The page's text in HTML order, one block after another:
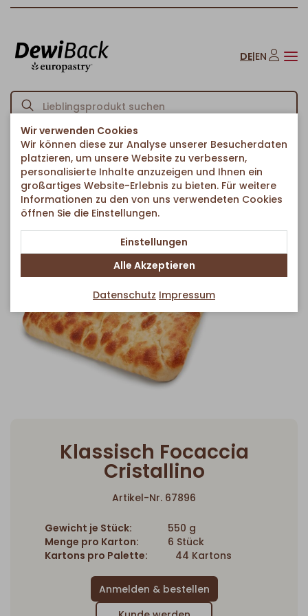
DE|EN
Startseite Brote & Brötchen /Brote & Ciabattas
Klassisch Focaccia Cristallino
Zurück zur Artikelübersicht
Klassisch Focaccia
Cristallino
Artikel-Nr. 67896
Gewicht je Stück:
550 g
Menge pro Karton:
6 Stück
Kartons pro Palette:
44 Kartons
Wir verwenden Cookies
Wir können diese zur Analyse unserer Besucherdaten
platzieren, um unsere Website zu verbessern,
personalisierte Inhalte anzuzeigen und Ihnen ein
großartiges Website-Erlebnis zu bieten. Für weitere
Informationen zu den von uns verwendeten Cookies
öffnen Sie die Einstellungen.
Einstellungen
Alle Akzeptieren
Datenschutz Impressum